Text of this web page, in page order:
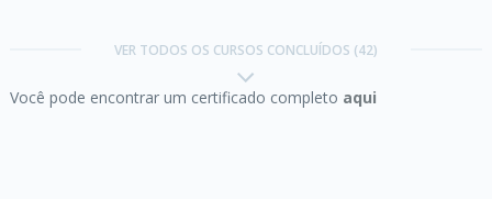
VER TODOS OS CURSOS CONCLUÍDOS (42)
Você pode encontrar um certificado completo aqui